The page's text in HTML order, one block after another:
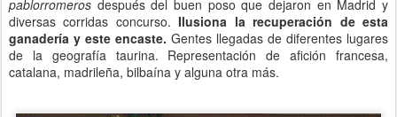
pablorromeros después del buen poso que dejaron en Madrid y
diversas corridas concurso.Ilusiona la recuperación de esta
ganadería y este encaste. Gentes llegadas de diferentes lugares
de la geografía taurina. Representación de afición francesa,
catalana, madrileña, bilbaína y alguna otra más.